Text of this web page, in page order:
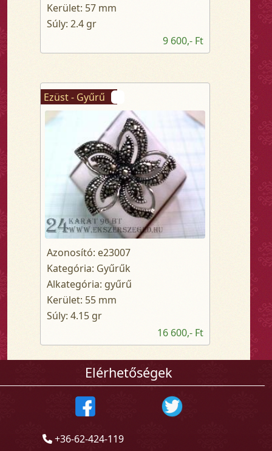
Kerület: 57 mm
Súly: 2.4 gr
9 600,- Ft
Ezüst - Gyűrű
Azonosító: e23007
Kategória: Gyűrűk
Alkategória: gyűrű
Kerület: 55 mm
Súly: 4.15 gr
16 600,- Ft
Elérhetőségek
+36-62-424-119